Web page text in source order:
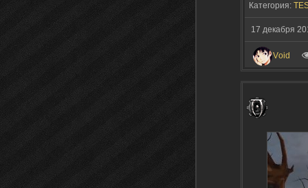
Категория:
17 декабря
Vоid